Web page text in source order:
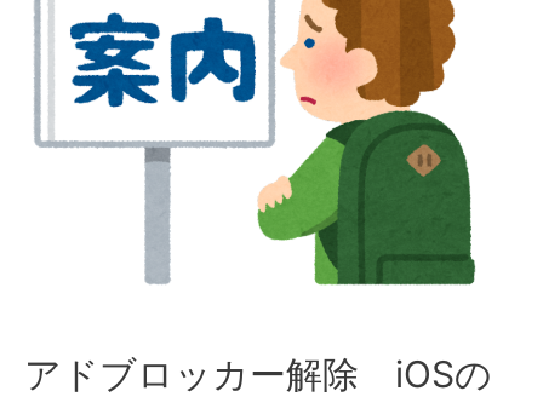
アドブロッカー解除 iOSの